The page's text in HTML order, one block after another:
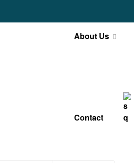
About Us
Contact